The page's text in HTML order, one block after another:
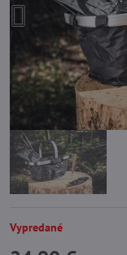
Vypredané